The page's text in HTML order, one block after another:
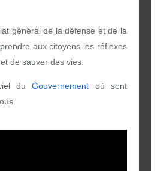
général de la défense et de la
aux citoyens les réflexes
de sauver des vies.
duGouvernement où sont